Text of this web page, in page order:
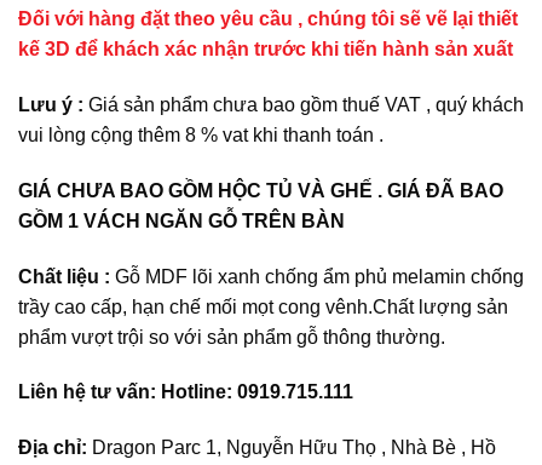
Đối với hàng đặt theo yêu cầu , chúng tôi sẽ vẽ lại thiết
kế 3D để khách xác nhận trước khi tiến hành sản xuất
Lưu ý : Giá sản phẩm chưa bao gồm thuế VAT , quý khách
vui lòng cộng thêm 8 % vat khi thanh toán .
GIÁ CHƯA BAO GỒM HỘC TỦ VÀ GHẾ . GIÁ ĐÃ BAO
GỒM 1 VÁCH NGĂN GỖ TRÊN BÀN
Chất liệu : Gỗ MDF lõi xanh chống ẩm phủ melamin chống
trầy cao cấp, hạn chế mối mọt cong vênh.Chất lượng sản
phẩm vượt trội so với sản phẩm gỗ thông thường.
Liên hệ tư vấn: Hotline: 0919.715.111
Địa chỉ: Dragon Parc 1, Nguyễn Hữu Thọ , Nhà Bè , Hồ